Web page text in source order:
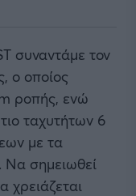
συναντάμε τον
ο οποίος
ροπής, ενώ
ταχυτήτων 6
με τα
Να σημειωθεί
χρειάζεται